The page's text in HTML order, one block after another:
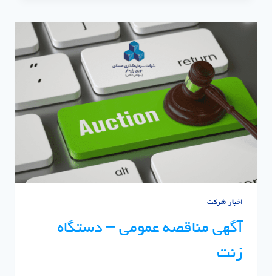
برای
تهران
|
سرمایه
گذاری
مسکن
نوین
پایدار
اخبار شرکت
آگهی مناقصه عمومی – دستگاه
زنت